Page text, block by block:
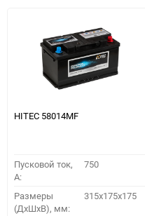
HITEC 58014MF
Пусковой ток,
A:
750
Размеры
(ДхШхВ), мм:
315x175x175